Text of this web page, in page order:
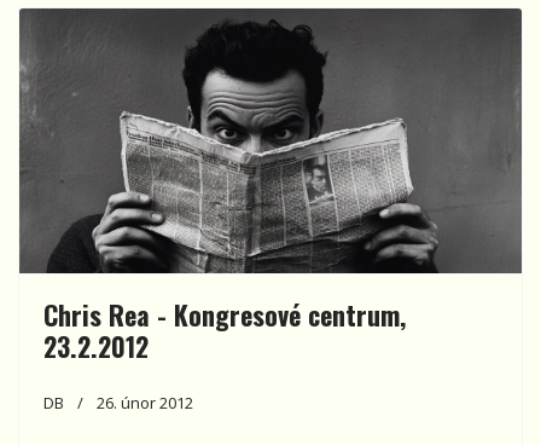
Chris Rea - Kongresové centrum,
23.2.2012
DB 26. únor 2012